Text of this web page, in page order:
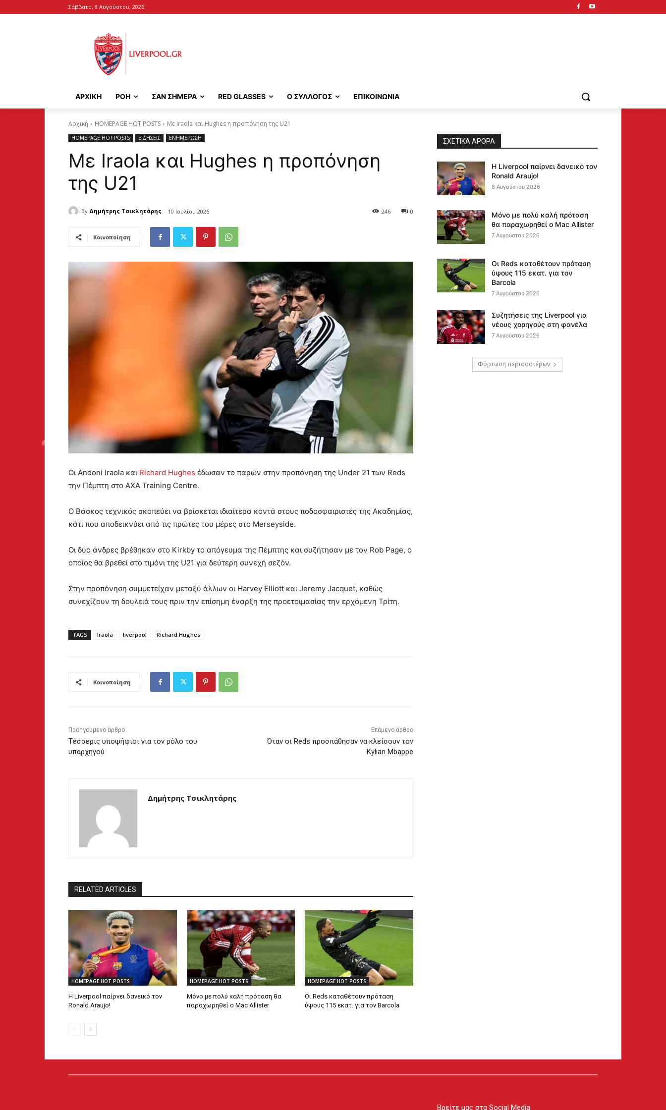
Σάββατο, 8 Αυγούστου, 2026
ΑΡΧΙΚΉ ΡΟΗ ΣΑΝ ΣΗΜΕΡΑ RED GLASSES Ο ΣΥΛΛΟΓΟΣ ΕΠΙΚΟΙΝΩΝΙΑ
Αρχική HOMEPAGE HOT POSTS Με Iraola και Hughes η προπόνηση της U21
HOMEPAGE HOT POSTS ΕΙΔΗΣΕΙΣ ΕΝΗΜΕΡΩΣΗ
Με Iraola και Hughes η προπόνηση
της U21
By Δημήτρης Τσικλητάρης 10 Ιουλίου 2026 0
246
Κοινοποίηση
Οι Andoni Iraola και Richard Hughes έδωσαν το παρών στην προπόνηση της Under 21 των Reds
την Πέμπτη στο AXA Training Centre.
Ο Βάσκος τεχνικός σκοπεύει να βρίσκεται ιδιαίτερα κοντά στους ποδοσφαιριστές της Ακαδημίας,
κάτι που αποδεικνύει από τις πρώτες του μέρες στο Merseyside.
Οι δύο άνδρες βρέθηκαν στο Kirkby το απόγευμα της Πέμπτης και συζήτησαν με τον Rob Page, ο
οποίος θα βρεθεί στο τιμόνι της U21 για δεύτερη συνεχή σεζόν.
Στην προπόνηση συμμετείχαν μεταξύ άλλων οι Harvey Elliott και Jeremy Jacquet, καθώς
συνεχίζουν τη δουλειά τους πριν την επίσημη έναρξη της προετοιμασίας την ερχόμενη Τρίτη.
TAGS Iraola liverpool Richard Hughes
Κοινοποίηση
Προηγούμενο άρθρο
Τέσσερις υποψήφιοι για τον ρόλο του
υπαρχηγού
Επόμενο άρθρο
Όταν οι Reds προσπάθησαν να κλείσουν τον
Kylian Mbappe
Δημήτρης Τσικλητάρης
RELATED ARTICLES
HOMEPAGE HOT POSTS
Η Liverpool παίρνει δανεικό τον
Ronald Araujo!
HOMEPAGE HOT POSTS
Μόνο με πολύ καλή πρόταση θα
παραχωρηθεί ο Mac Allister
HOMEPAGE HOT POSTS
Οι Reds καταθέτουν πρόταση
ύψους 115 εκατ. για τον Barcola
ΣΧΕΤΙΚΆ ΆΡΘΡΑ
Η Liverpool παίρνει δανεικό τον
Ronald Araujo!
8 Αυγούστου 2026
Μόνο με πολύ καλή πρόταση
θα παραχωρηθεί ο Mac Allister
7 Αυγούστου 2026
Οι Reds καταθέτουν πρόταση
ύψους 115 εκατ. για τον
Barcola
7 Αυγούστου 2026
Συζητήσεις της Liverpool για
νέους χορηγούς στη φανέλα
7 Αυγούστου 2026
Φόρτωση περισσοτέρων
Βρείτε μας στα Social Media